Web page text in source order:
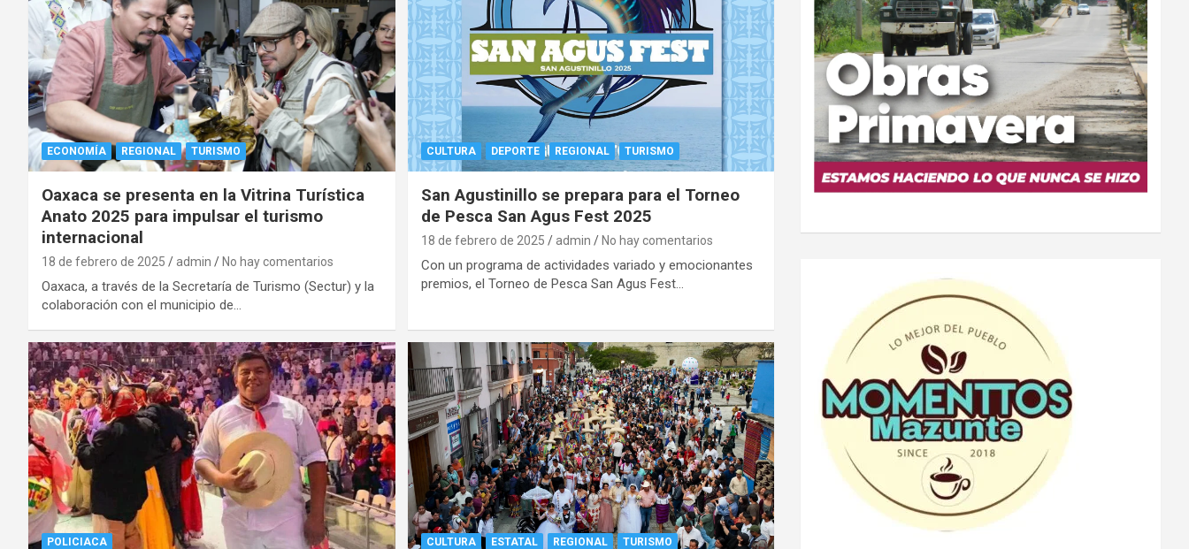
ECONOMÍA REGIONAL TURISMO
Oaxaca se presenta en la Vitrina Turística
Anato 2025 para impulsar el turismo
internacional
18 de febrero de 2025 admin No hay comentarios
Oaxaca, a través de la Secretaría de Turismo (Sectur) y la
colaboración con el municipio de…
CULTURA DEPORTE REGIONAL TURISMO
San Agustinillo se prepara para el Torneo
de Pesca San Agus Fest 2025
18 de febrero de 2025 admin No hay comentarios
Con un programa de actividades variado y emocionantes
premios, el Torneo de Pesca San Agus Fest…
POLICIACA CULTURA ESTATAL REGIONAL TURISMO